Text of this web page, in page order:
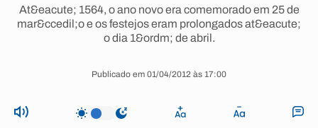
At&eacute; 1564, o ano novo era comemorado em 25 de
mar&ccedil;o e os festejos eram prolongados at&eacute;
o dia 1&ordm; de abril.
Publicado em 01/04/2012 às 17:00